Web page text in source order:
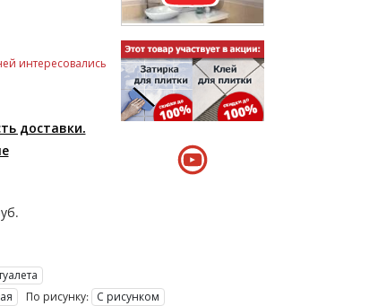
интересовались
доставки.
По рисунку:
С рисунком